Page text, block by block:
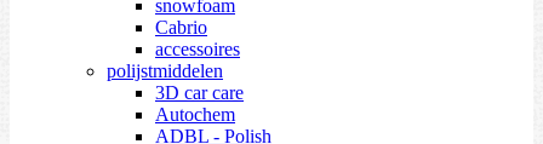
snowfoam
Cabrio
accessoires
polijstmiddelen
3D car care
Autochem
ADBL - Polish